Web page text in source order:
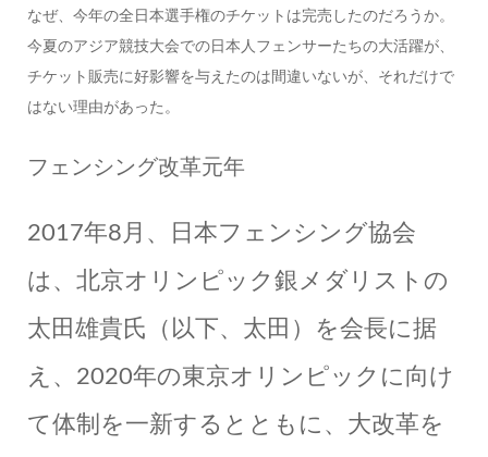
なぜ、今年の全日本選手権のチケットは完売したのだろうか。
今夏のアジア競技大会での日本人フェンサーたちの大活躍が、
チケット販売に好影響を与えたのは間違いないが、それだけで
はない理由があった。
フェンシング改革元年
2017年8月、日本フェンシング協会
は、北京オリンピック銀メダリストの
太田雄貴氏（以下、太田）を会長に据
え、2020年の東京オリンピックに向け
て体制を一新するとともに、大改革を